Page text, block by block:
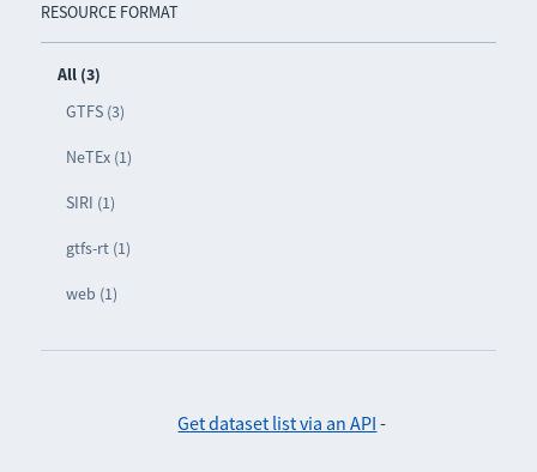
RESOURCE FORMAT
All (3)
GTFS (3)
NeTEx (1)
SIRI (1)
gtfs-rt (1)
web (1)
Get dataset list via an API -